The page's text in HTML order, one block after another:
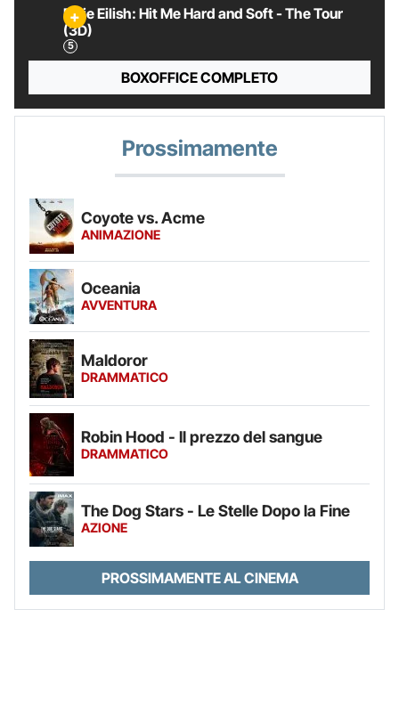
Billie Eilish: Hit Me Hard and Soft - The Tour
(3D)
BOXOFFICE COMPLETO
Prossimamente
Coyote vs. Acme
ANIMAZIONE
Oceania
AVVENTURA
Maldoror
DRAMMATICO
Robin Hood - Il prezzo del sangue
DRAMMATICO
The Dog Stars - Le Stelle Dopo la Fine
AZIONE
PROSSIMAMENTE AL CINEMA